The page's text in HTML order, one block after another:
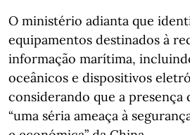
O ministério adianta que
equipamentos destinados à
informação marítima,
oceânicos e dispositivos
considerando que a presença
“uma séria ameaça à